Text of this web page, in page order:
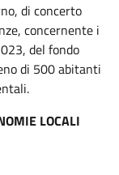
di concerto
concernente i
del fondo
di 500 abitanti
LOCALI